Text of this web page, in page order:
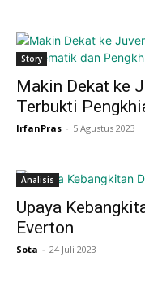
Story
Makin Dekat ke
Terbukti
IrfanPras - 5 Agustus 2023
Analisis
Upaya
Everton
Sota - 24 Juli 2023